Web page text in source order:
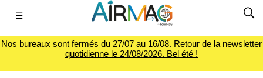
☰
Nos bureaux sont fermés du 27/07 au 16/08. Retour de la newsletter
quotidienne le 24/08/2026. Bel été !